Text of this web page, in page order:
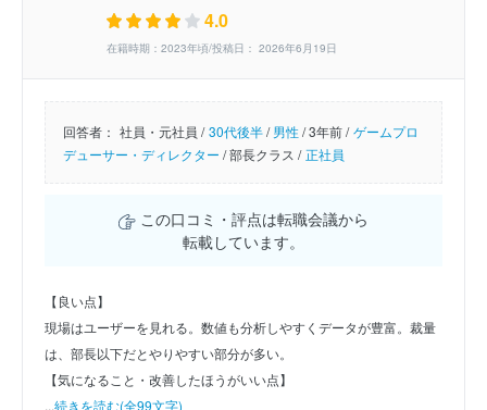
4.0
在籍時期：2023年頃/投稿日： 2026年6月19日
回答者： 社員・元社員 / 30代後半/男性/3年前 / ゲームプロ
デューサー・ディレクター /部長クラス / 正社員
この口コミ・評点は転職会議から
転載しています。
【良い点】
現場はユーザーを見れる。数値も分析しやすくデータが豊富。裁量
は、部長以下だとやりやすい部分が多い。
【気になること・改善したほうがいい点】
...続きを読む(全99文字)